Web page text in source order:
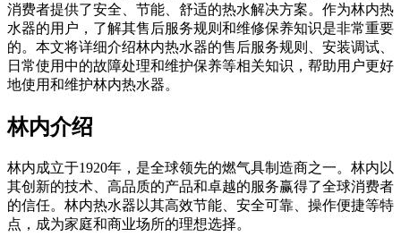
消费者提供了安全、节能、舒适的热水解决方案。作为林内热
水器的用户，了解其售后服务规则和维修保养知识是非常重要
的。本文将详细介绍林内热水器的售后服务规则、安装调试、
日常使用中的故障处理和维护保养等相关知识，帮助用户更好
地使用和维护林内热水器。
林内介绍
林内成立于1920年，是全球领先的燃气具制造商之一。林内以
其创新的技术、高品质的产品和卓越的服务赢得了全球消费者
的信任。林内热水器以其高效节能、安全可靠、操作便捷等特
点，成为家庭和商业场所的理想选择。